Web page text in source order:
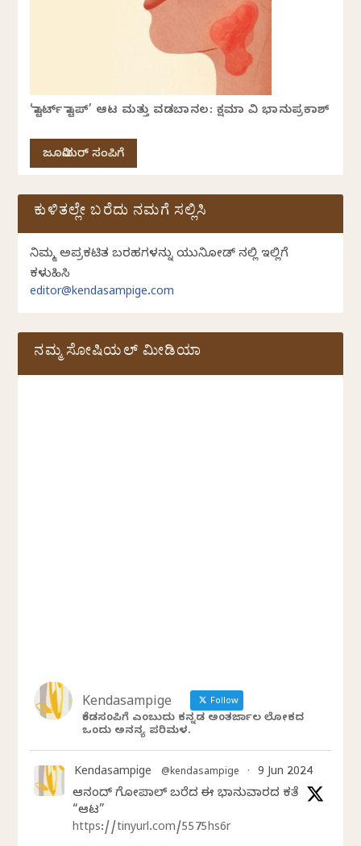
‘ಸ್ಟಾರ್ಟ್ ಸ್ಟಾಪ್’ ಆಟ ಮತ್ತು ವಡಬಾನಲ: ಕ್ಷಮಾ ವಿ ಭಾನುಪ್ರಕಾಶ್
ಜೂನಿಯರ್ ಸಂಪಿಗೆ
ಕುಳಿತಲ್ಲೇ ಬರೆದು ನಮಗೆ ಸಲ್ಲಿಸಿ
ನಿಮ್ಮ ಅಪ್ರಕಟಿತ ಬರಹಗಳನ್ನು ಯುನಿಕೋಡ್ ನಲ್ಲಿ ಇಲ್ಲಿಗೆ
ಕಳುಹಿಸಿ
editor@kendasampige.com
ನಮ್ಮ ಸೋಷಿಯಲ್‌ ಮೀಡಿಯಾ
Kendasampige Follow
ಕೆಂಡಸಂಪಿಗೆ ಎಂಬುದು ಕನ್ನಡ ಅಂತರ್ಜಾಲ ಲೋಕದ
ಒಂದು ಅನನ್ಯ ಪರಿಮಳ.
Kendasampige @kendasampige · 9 Jun 2024
ಆನಂದ್‌ ಗೋಪಾಲ್‌ ಬರೆದ ಈ ಭಾನುವಾರದ ಕತೆ
“ಆಟ”
https://tinyurl.com/5575hs6r